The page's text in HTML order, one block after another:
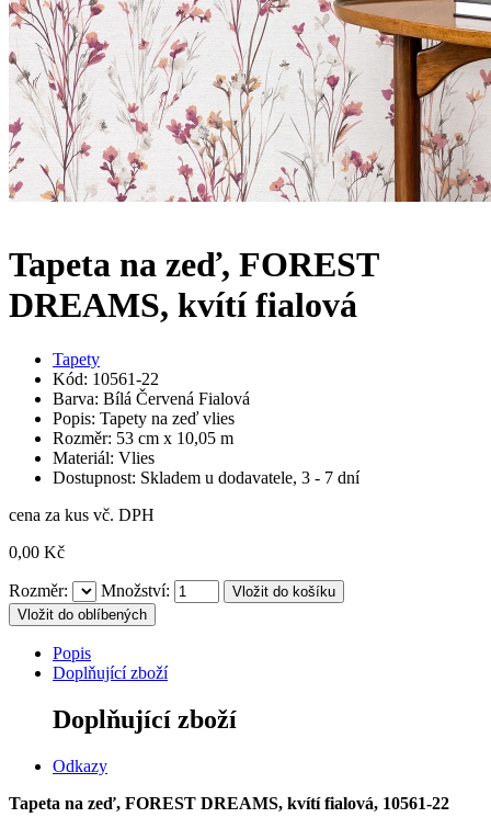
Tapeta na zeď, FOREST
DREAMS, kvítí fialová
Tapety
Kód: 10561-22
Barva: Bílá Červená Fialová
Popis: Tapety na zeď vlies
Rozměr: 53 cm x 10,05 m
Materiál: Vlies
Dostupnost: Skladem u dodavatele, 3 - 7 dní
cena za kus vč. DPH
0,00 Kč
Rozměr: Množství:
Vložit do oblíbených
Popis
Doplňující zboží
Doplňující zboží
Odkazy
Tapeta na zeď, FOREST DREAMS, kvítí fialová, 10561-22